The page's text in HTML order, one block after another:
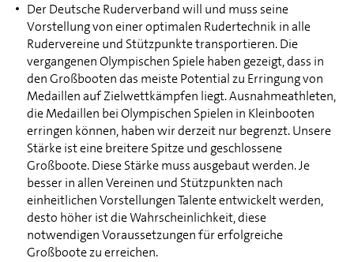
Der Deutsche Ruderverband will und muss seine
Vorstellung von einer optimalen Rudertechnik in alle
Rudervereine und Stützpunkte transportieren. Die
vergangenen Olympischen Spiele haben gezeigt, dass in
den Großbooten das meiste Potential zu Erringung von
Medaillen auf Zielwettkämpfen liegt. Ausnahmeathleten,
die Medaillen bei Olympischen Spielen in Kleinbooten
erringen können, haben wir derzeit nur begrenzt. Unsere
Stärke ist eine breitere Spitze und geschlossene
Großboote. Diese Stärke muss ausgebaut werden. Je
besser in allen Vereinen und Stützpunkten nach
einheitlichen Vorstellungen Talente entwickelt werden,
desto höher ist die Wahrscheinlichkeit, diese
notwendigen Voraussetzungen für erfolgreiche
Großboote zu erreichen.